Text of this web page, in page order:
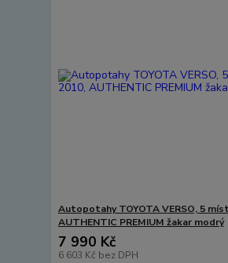
Autopotahy TOYOTA VERSO, 5
AUTHENTIC PREMIUM žakar modrý
7 990 Kč
6 603 Kč bez DPH